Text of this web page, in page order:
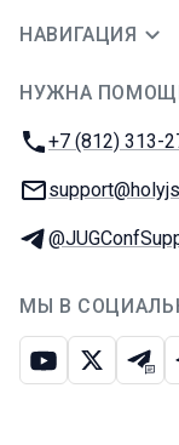
НАВИГАЦИЯ
НУЖНА
Телефон:
+7 (812) 313-
E-mail:
Телеграм:
МЫ В
ЮтубИкс